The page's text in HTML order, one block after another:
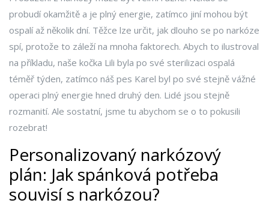
probudí okamžitě a je plný energie, zatímco jiní mohou být
ospalí až několik dní. Těžce lze určit, jak dlouho se po narkóze
spí, protože to záleží na mnoha faktorech. Abych to ilustroval
na příkladu, naše kočka Lili byla po své sterilizaci ospalá
téměř týden, zatímco náš pes Karel byl po své stejně vážné
operaci plný energie hned druhý den. Lidé jsou stejně
rozmanití. Ale sostatní, jsme tu abychom se o to pokusili
rozebrat!
Personalizovaný narkózový
plán: Jak spánková potřeba
souvisí s narkózou?